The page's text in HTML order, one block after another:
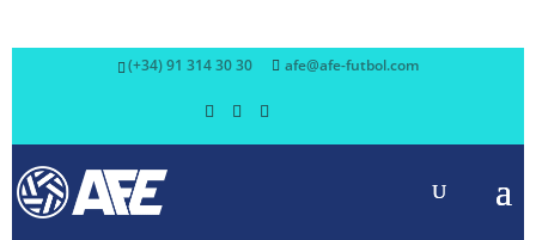
(+34) 91 314 30 30 afe@afe-futbol.com